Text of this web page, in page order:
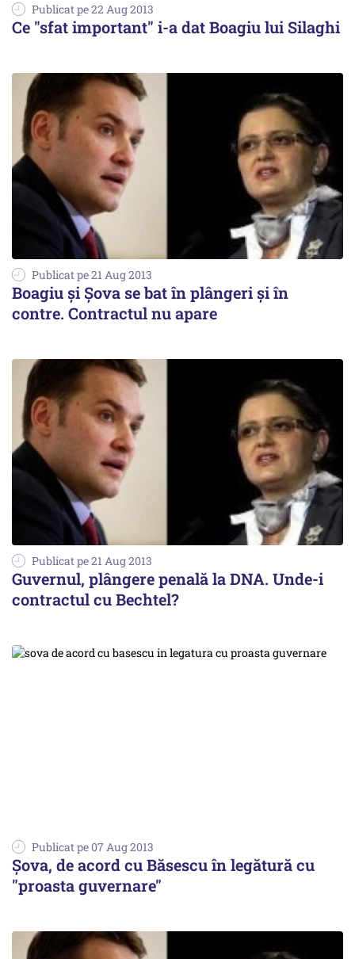
Publicat pe 22 Aug 2013
Ce "sfat important" i-a dat Boagiu lui Silaghi
Publicat pe 21 Aug 2013
Boagiu și Șova se bat în plângeri și în
contre. Contractul nu apare
Publicat pe 21 Aug 2013
Guvernul, plângere penală la DNA. Unde-i
contractul cu Bechtel?
Publicat pe 07 Aug 2013
Șova, de acord cu Băsescu în legătură cu
"proasta guvernare"